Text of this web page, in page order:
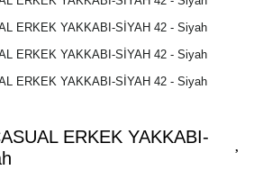
ERKEK YAKKABI-